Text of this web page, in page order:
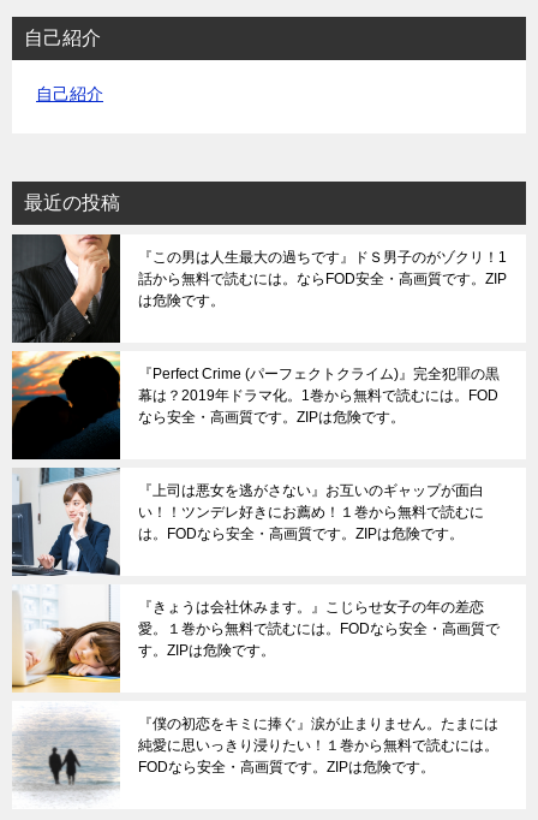
自己紹介
自己紹介
最近の投稿
『この男は人生最大の過ちです』ドＳ男子のがゾクリ！1
話から無料で読むには。ならFOD安全・高画質です。ZIP
は危険です。
『Perfect Crime (パーフェクトクライム)』完全犯罪の黒
幕は？2019年ドラマ化。1巻から無料で読むには。FOD
なら安全・高画質です。ZIPは危険です。
『上司は悪女を逃がさない』お互いのギャップが面白
い！！ツンデレ好きにお薦め！１巻から無料で読むに
は。FODなら安全・高画質です。ZIPは危険です。
『きょうは会社休みます。』こじらせ女子の年の差恋
愛。１巻から無料で読むには。FODなら安全・高画質で
す。ZIPは危険です。
『僕の初恋をキミに捧ぐ』涙が止まりません。たまには
純愛に思いっきり浸りたい！１巻から無料で読むには。
FODなら安全・高画質です。ZIPは危険です。